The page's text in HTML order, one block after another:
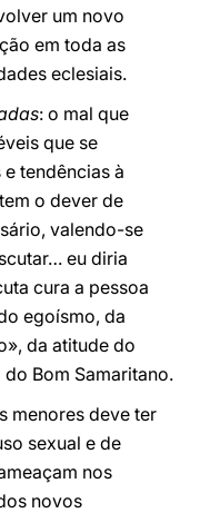
um novo
em toda as
eclesiais.
: o mal que
que se
tendências à
o dever de
valendo-se
eu diria
cura a pessoa
egoísmo, da
da atitude do
Bom Samaritano.
menores deve ter
sexual e de
nos
novos